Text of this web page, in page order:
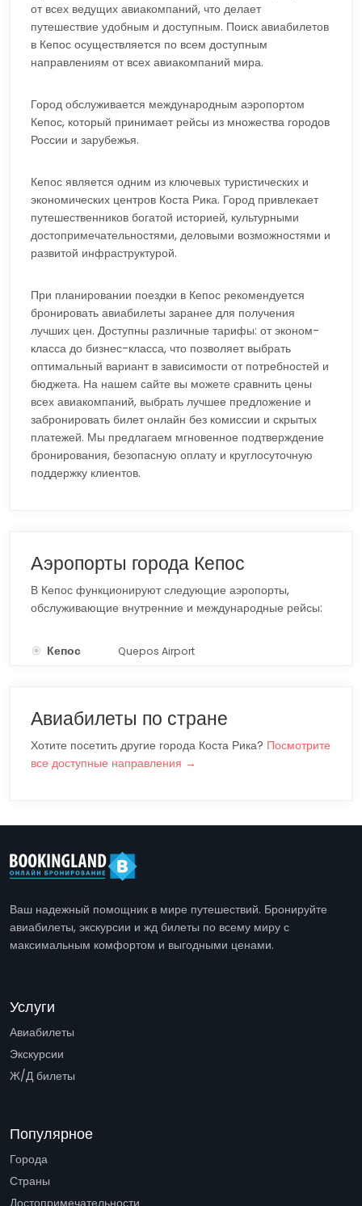
от всех ведущих авиакомпаний, что делает
путешествие удобным и доступным. Поиск авиабилетов
в Кепос осуществляется по всем доступным
направлениям от всех авиакомпаний мира.
Город обслуживается международным аэропортом
Кепос, который принимает рейсы из множества городов
России и зарубежья.
Кепос является одним из ключевых туристических и
экономических центров Коста Рика. Город привлекает
путешественников богатой историей, культурными
достопримечательностями, деловыми возможностями и
развитой инфраструктурой.
При планировании поездки в Кепос рекомендуется
бронировать авиабилеты заранее для получения
лучших цен. Доступны различные тарифы: от эконом-
класса до бизнес-класса, что позволяет выбрать
оптимальный вариант в зависимости от потребностей и
бюджета. На нашем сайте вы можете сравнить цены
всех авиакомпаний, выбрать лучшее предложение и
забронировать билет онлайн без комиссии и скрытых
платежей. Мы предлагаем мгновенное подтверждение
бронирования, безопасную оплату и круглосуточную
поддержку клиентов.
Аэропорты города Кепос
В Кепос функционируют следующие аэропорты,
обслуживающие внутренние и международные рейсы:
Кепос Quepos Airport
Авиабилеты по стране
Хотите посетить другие города Коста Рика? Посмотрите
все доступные направления →
Ваш надежный помощник в мире путешествий. Бронируйте
авиабилеты, экскурсии и жд билеты по всему миру с
максимальным комфортом и выгодными ценами.
Услуги
Авиабилеты
Экскурсии
Ж/Д билеты
Популярное
Города
Страны
Достопримечательности